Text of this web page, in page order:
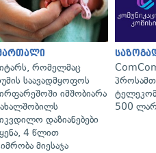
რომელმაც
საავადმყოფოს
იმშობიარა
დაზიანებები
4 წლით
მიესაჯა
500